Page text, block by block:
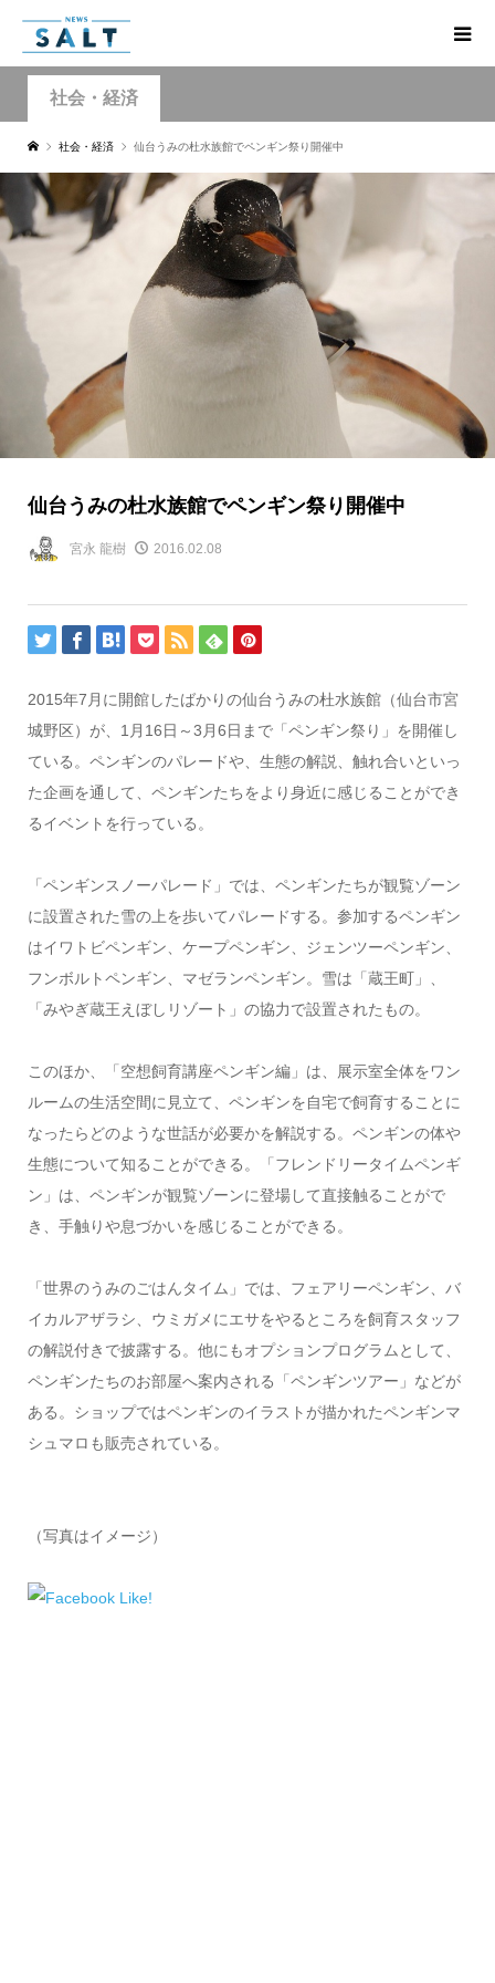
社会・経済
社会・経済 仙台うみの杜水族館でペンギン祭り開催中
仙台うみの杜水族館でペンギン祭り開催中
宮永 龍樹 2016.02.08
2015年7月に開館したばかりの仙台うみの杜水族館（仙台市宮
城野区）が、1月16日～3月6日まで「ペンギン祭り」を開催し
ている。ペンギンのパレードや、生態の解説、触れ合いといっ
た企画を通して、ペンギンたちをより身近に感じることができ
るイベントを行っている。
「ペンギンスノーパレード」では、ペンギンたちが観覧ゾーン
に設置された雪の上を歩いてパレードする。参加するペンギン
はイワトビペンギン、ケープペンギン、ジェンツーペンギン、
フンボルトペンギン、マゼランペンギン。雪は「蔵王町」、
「みやぎ蔵王えぼしリゾート」の協力で設置されたもの。
このほか、「空想飼育講座ペンギン編」は、展示室全体をワン
ルームの生活空間に見立て、ペンギンを自宅で飼育することに
なったらどのような世話が必要かを解説する。ペンギンの体や
生態について知ることができる。「フレンドリータイムペンギ
ン」は、ペンギンが観覧ゾーンに登場して直接触ることがで
き、手触りや息づかいを感じることができる。
「世界のうみのごはんタイム」では、フェアリーペンギン、バ
イカルアザラシ、ウミガメにエサをやるところを飼育スタッフ
の解説付きで披露する。他にもオプションプログラムとして、
ペンギンたちのお部屋へ案内される「ペンギンツアー」などが
ある。ショップではペンギンのイラストが描かれたペンギンマ
シュマロも販売されている。
（写真はイメージ）